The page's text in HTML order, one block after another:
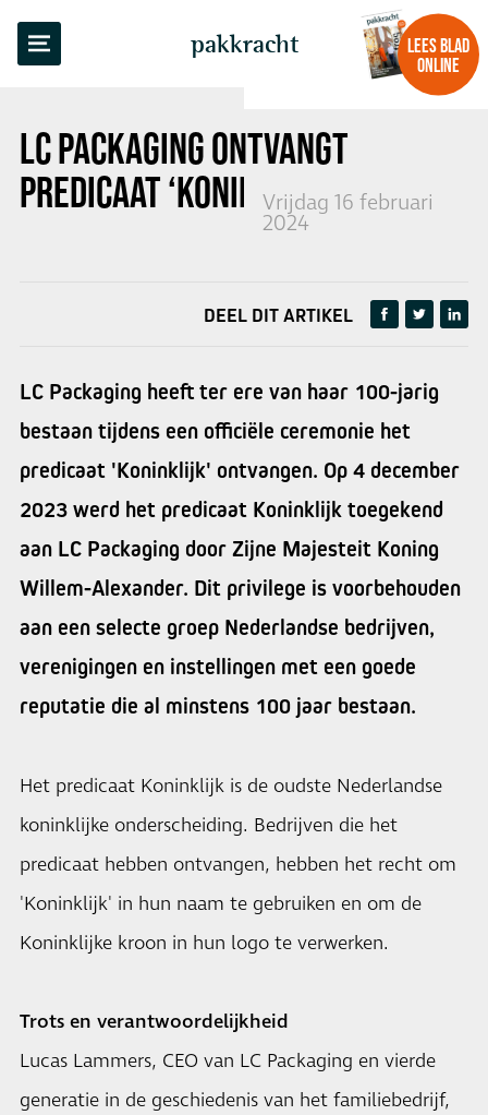
pakkracht
LEES BLAD
ONLINE
LC PACKAGING ONTVANGT
PREDICAAT ‘KONINKLIJK’Vrijdag 16 februari
2024
TERUG NAAR OVERZICHT
DEEL DIT ARTIKEL
LC Packaging heeft ter ere van haar 100-jarig
bestaan tijdens een officiële ceremonie het
predicaat 'Koninklijk' ontvangen. Op 4 december
2023 werd het predicaat Koninklijk toegekend
aan LC Packaging door Zijne Majesteit Koning
Willem-Alexander. Dit privilege is voorbehouden
aan een selecte groep Nederlandse bedrijven,
verenigingen en instellingen met een goede
reputatie die al minstens 100 jaar bestaan.
Het predicaat Koninklijk is de oudste Nederlandse
koninklijke onderscheiding. Bedrijven die het
predicaat hebben ontvangen, hebben het recht om
'Koninklijk' in hun naam te gebruiken en om de
Koninklijke kroon in hun logo te verwerken.
Trots en verantwoordelijkheid
Lucas Lammers, CEO van LC Packaging en vierde
generatie in de geschiedenis van het familiebedrijf,